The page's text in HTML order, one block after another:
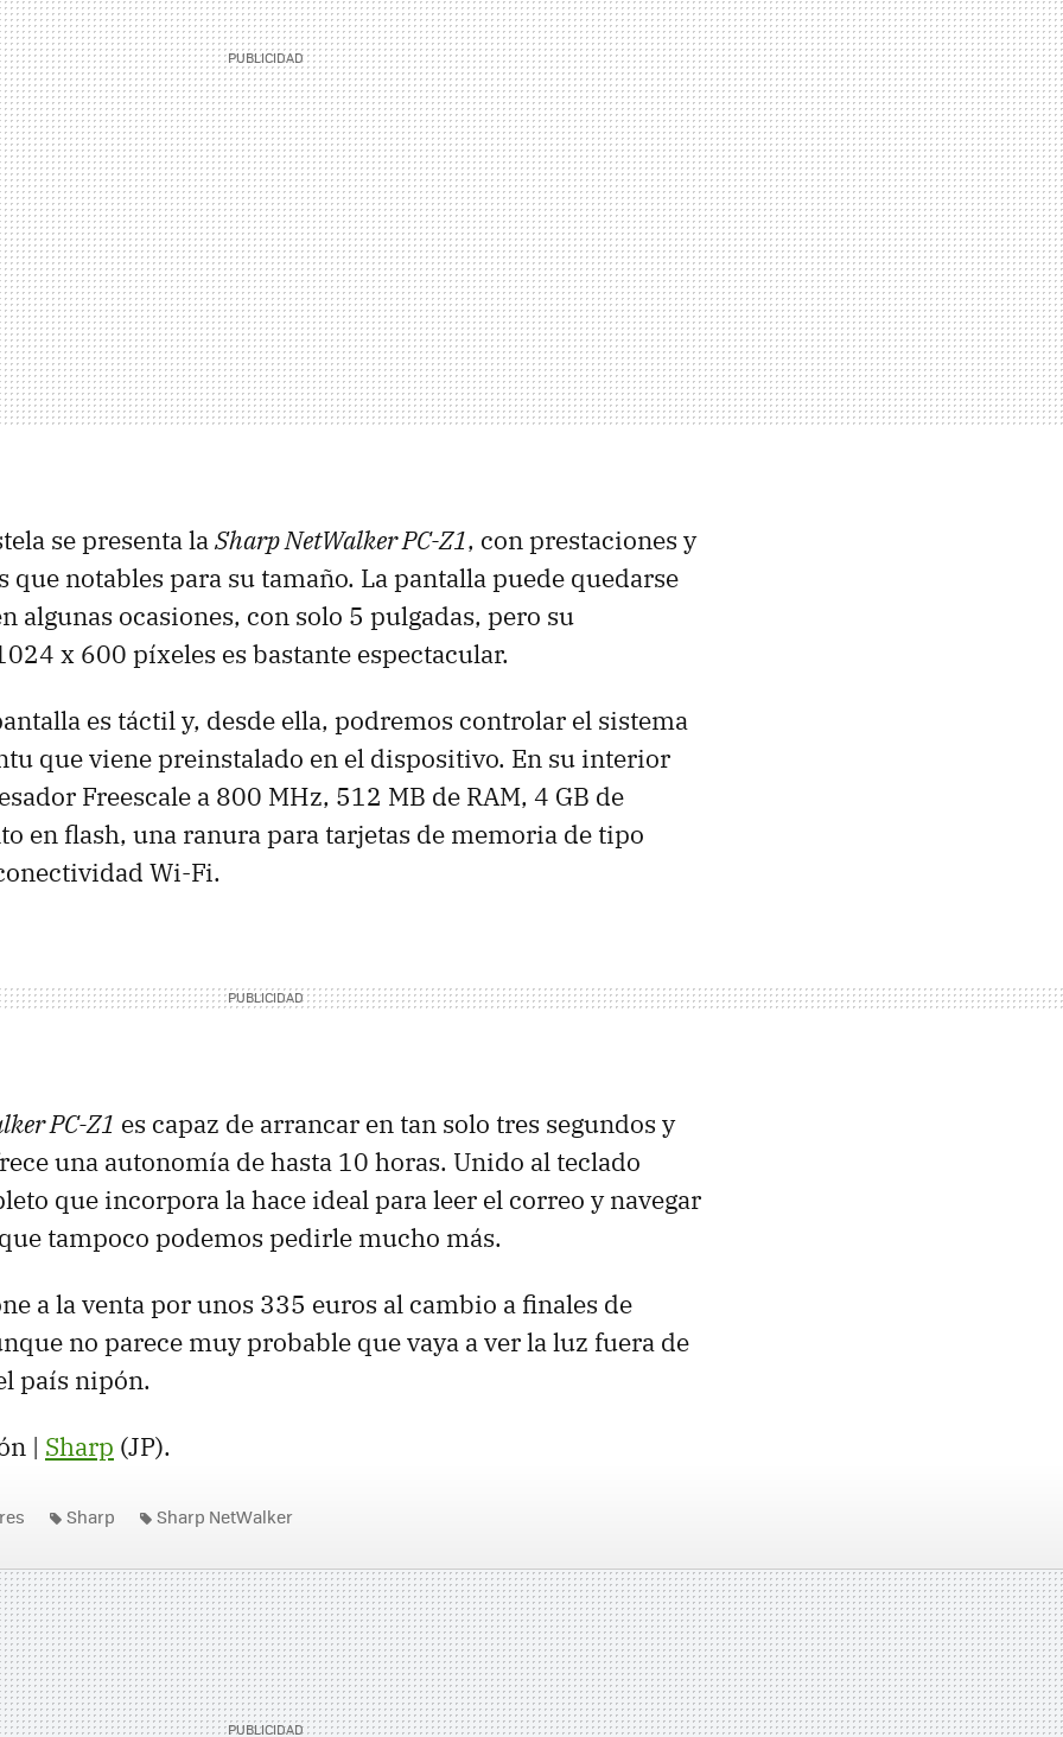
se presenta laSharp NetWalker PC-Z1, con prestaciones y
que notables para su tamaño. La pantalla puede quedarse
algunas ocasiones, con solo 5 pulgadas, pero su
x 600 píxeles es bastante espectacular.
es táctil y, desde ella, podremos controlar el sistema
que viene preinstalado en el dispositivo. En su interior
Freescale a 800 MHz, 512 MB de RAM, 4 GB de
en flash, una ranura para tarjetas de memoria de tipo
Wi-Fi.
PC-Z1 es capaz de arrancar en tan solo tres segundos y
una autonomía de hasta 10 horas. Unido al teclado
que incorpora la hace ideal para leer el correo y navegar
tampoco podemos pedirle mucho más.
a la venta por unos 335 euros al cambio a finales de
no parece muy probable que vaya a ver la luz fuera de
país nipón.
| Sharp (JP).
Sharp Sharp NetWalker